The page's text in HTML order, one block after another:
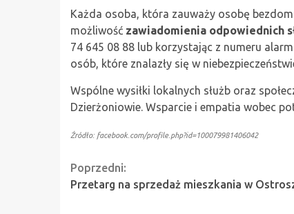
Każda osoba, która zauważy osobę
możliwość zawiadomienia odpowiednich
74 645 08 88 lub korzystając z numeru
osób, które znalazły się w
Wspólne wysiłki lokalnych służb oraz
Dzierżoniowie. Wsparcie i empatia wobec
Źródło: facebook.com/profile.php?id=100079981406042
Continue
Reading
Poprzedni:
Przetarg na sprzedaż mieszkania w